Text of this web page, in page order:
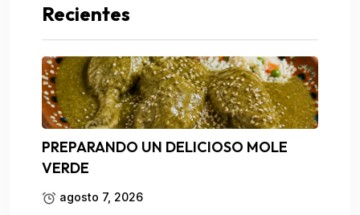
Recientes
PREPARANDO UN DELICIOSO MOLE
VERDE
agosto 7, 2026